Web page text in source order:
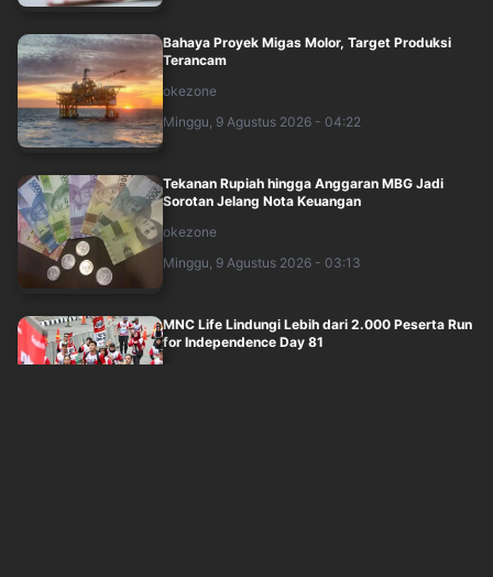
Bahaya Proyek Migas Molor, Target Produksi
Terancam
okezone
Minggu, 9 Agustus 2026 - 04:22
Tekanan Rupiah hingga Anggaran MBG Jadi
Sorotan Jelang Nota Keuangan
okezone
Minggu, 9 Agustus 2026 - 03:13
MNC Life Lindungi Lebih dari 2.000 Peserta Run
for Independence Day 81